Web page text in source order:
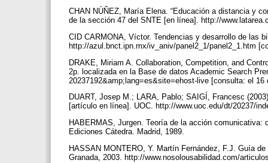
CHAN NÚÑEZ, María Elena. “Educación a distancia y
de la sección 47 del SNTE [en línea]. http://
CID CARMONA, Víctor. Tendencias y desarrollo de las
http://azul.bnct.ipn.mx/iv_aniv/panel2_1/panel2_1.htm
DRAKE, Miriam A. Collaboration, Competition, and
2p. localizada en la Base de datos Academic Search
20237192&amp;lang=es&site=ehost-live [consulta: el
DUART, Josep M.; LARA, Pablo; SAIGÍ, Francesc
[artículo en línea]. UOC. http://www.uoc.edu/dt/20237/
HABERMAS, Jurgen. Teoría de la acción
Ediciones Cátedra. Madrid, 1989.
HASSAN MONTERO, Y. Martín Fernández, F.J. Guía
Granada, 2003. http://www.nosolousabilidad.com/